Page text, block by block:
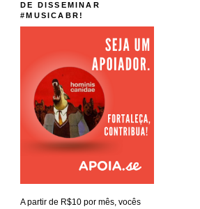
DE DISSEMINAR
#MUSICABR!
A partir de R$10 por mês, vocês